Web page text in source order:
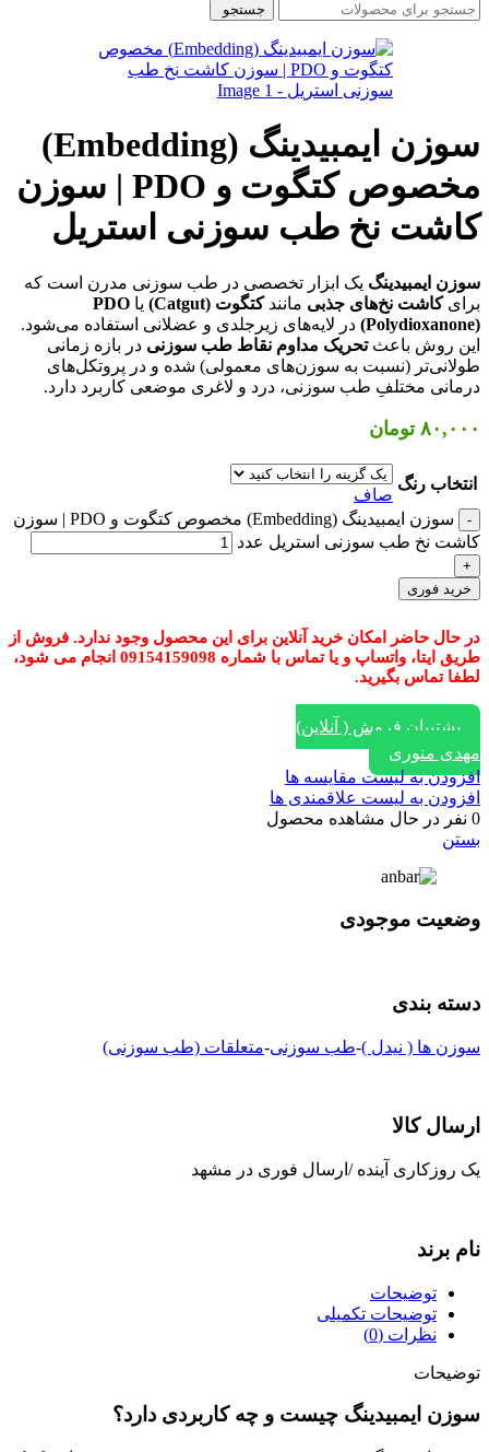
جستجو
سوزن ایمبیدینگ (Embedding)
مخصوص کتگوت و PDO | سوزن
کاشت نخ طب سوزنی استریل
سوزن ایمبیدینگ یک ابزار تخصصی در طب سوزنی مدرن است که
برایکاشت نخ‌های جذبی مانندکتگوت (Catgut) یا PDO
(Polydioxanone) در لایه‌های زیرجلدی و عضلانی استفاده می‌شود.
این روش باعثتحریک مداوم نقاط طب سوزنی در بازه زمانی
طولانی‌تر (نسبت به سوزن‌های معمولی) شده و در پروتکل‌های
درمانی مختلفِ طب سوزنی، درد و لاغری موضعی کاربرد دارد.
۸۰,۰۰۰ تومان
انتخاب رنگ
صاف
سوزن ایمبیدینگ (Embedding) مخصوص کتگوت و PDO | سوزن
کاشت نخ طب سوزنی استریل عدد
خرید فوری
در حال حاضر امکان خرید آنلاین برای این محصول وجود ندارد. فروش از
طریق ایتا، واتساپ و یا تماس با شماره 09154159098 انجام می شود،
لطفا تماس بگیرید.
پشتیبان فروش ( آنلاین)
مهدی منوری
افزودن به لیست مقایسه ها
افزودن به لیست علاقمندی ها
0 نفر در حال مشاهده محصول
بستن
وضعیت موجودی
دسته بندی
سوزن ها ( نیدل )-طب سوزنی-متعلقات (طب سوزنی)
ارسال کالا
یک روزکاری آینده /ارسال فوری در مشهد
نام برند
توضیحات
توضیحات تکمیلی
نظرات (0)
توضیحات
سوزن ایمبیدینگ چیست و چه کاربردی دارد؟